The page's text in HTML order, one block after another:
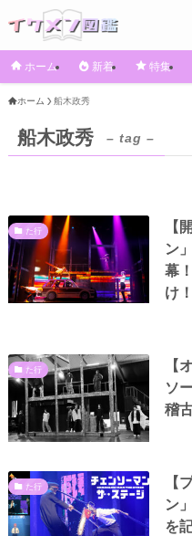
ホーム 新着 特集
ホーム 船木政秀
船木政秀 – tag –
た行
【
ン
幕
け！
た行
【
ソ
稽
た行
【
ン
を